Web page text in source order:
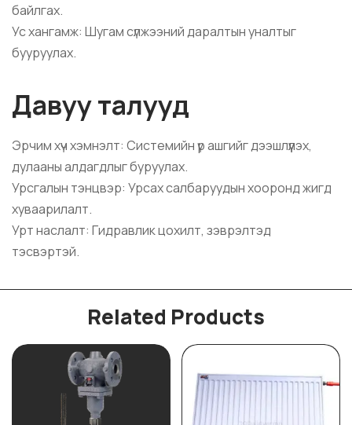
байлгах.
Ус хангамж: Шугам сүлжээний даралтын уналтыг
бууруулах.
Давуу талууд
Эрчим хүч хэмнэлт: Системийн үр ашгийг дээшлүүлэх,
дулааны алдагдлыг буруулах.
Урсгалын тэнцвэр: Урсах салбаруудын хооронд жигд
хуваарилалт.
Урт наслалт: Гидравлик цохилт, зэврэлтэд
тэсвэртэй.
Related Products